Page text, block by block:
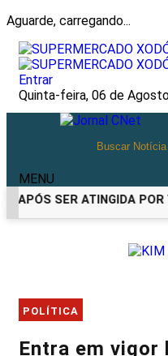
Aguarde, carregando...
Entrar
Quinta-feira, 06 de
MENU
APÓS SER ATINGIDA POR
POLÍTICA
Entra em vigor